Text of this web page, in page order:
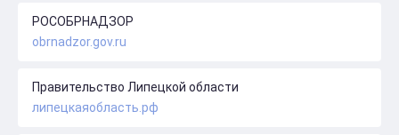
РОСОБРНАДЗОР
obrnadzor.gov.ru
Правительство Липецкой области
липецкаяобласть.рф